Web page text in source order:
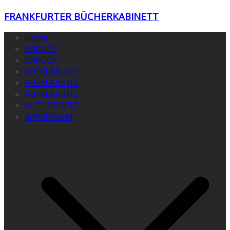
Zum
springen
FRANKFURTER BÜCHERKABINETT
Home
BAROCK
BAROCK
AUFKLÄRUNG
AUFKLÄRUNG
AUFKLÄRUNG
ALTE DRUCKE
IMPRESSUM